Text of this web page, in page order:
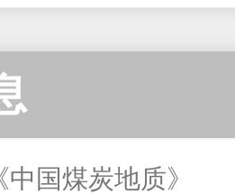
国煤炭地质》